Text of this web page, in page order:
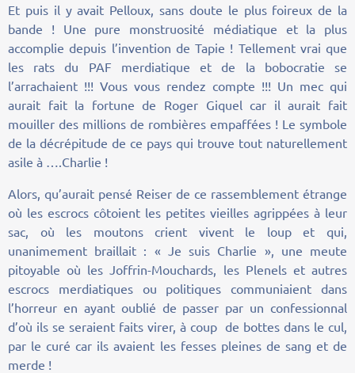
Et puis il y avait Pelloux, sans doute le plus foireux de la
bande ! Une pure monstruosité médiatique et la plus
accomplie depuis l’invention de Tapie ! Tellement vrai que
les rats du PAF merdiatique et de la bobocratie se
l’arrachaient !!! Vous vous rendez compte !!! Un mec qui
aurait fait la fortune de Roger Giquel car il aurait fait
mouiller des millions de rombières empaffées ! Le symbole
de la décrépitude de ce pays qui trouve tout naturellement
asile à ….Charlie !
Alors, qu’aurait pensé Reiser de ce rassemblement étrange
où les escrocs côtoient les petites vieilles agrippées à leur
sac, où les moutons crient vivent le loup et qui,
unanimement braillait : « Je suis Charlie », une meute
pitoyable où les Joffrin-Mouchards, les Plenels et autres
escrocs merdiatiques ou politiques communiaient dans
l’horreur en ayant oublié de passer par un confessionnal
d’où ils se seraient faits virer, à coup de bottes dans le cul,
par le curé car ils avaient les fesses pleines de sang et de
merde !